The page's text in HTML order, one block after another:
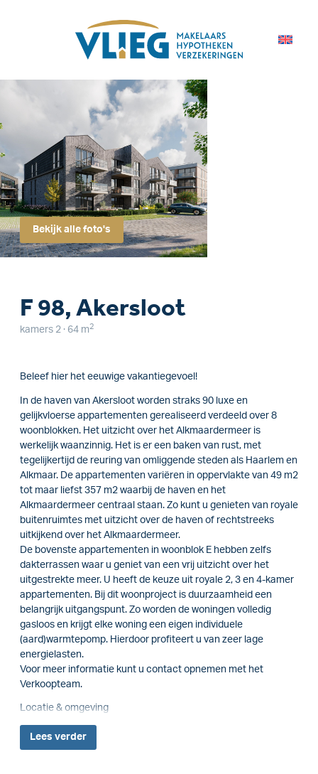
Bekijk alle foto's
F 98, Akersloot
kamers 2 · 64 m 2
Beleef hier het eeuwige vakantiegevoel!
In de haven van Akersloot worden straks 90 luxe en
gelijkvloerse appartementen gerealiseerd verdeeld over 8
woonblokken. Het uitzicht over het Alkmaardermeer is
werkelijk waanzinnig. Het is er een baken van rust, met
tegelijkertijd de reuring van omliggende steden als Haarlem en
Alkmaar. De appartementen variëren in oppervlakte van 49 m2
tot maar liefst 357 m2 waarbij de haven en het
Alkmaardermeer centraal staan. Zo kunt u genieten van royale
buitenruimtes met uitzicht over de haven of rechtstreeks
uitkijkend over het Alkmaardermeer.
De bovenste appartementen in woonblok E hebben zelfs
dakterrassen waar u geniet van een vrij uitzicht over het
uitgestrekte meer. U heeft de keuze uit royale 2, 3 en 4-kamer
appartementen. Bij dit woonproject is duurzaamheid een
belangrijk uitgangspunt. Zo worden de woningen volledig
gasloos en krijgt elke woning een eigen individuele
(aard)warmtepomp. Hierdoor profiteert u van zeer lage
energielasten.
Voor meer informatie kunt u contact opnemen met het
Verkoopteam.
Locatie & omgeving
Lees verder